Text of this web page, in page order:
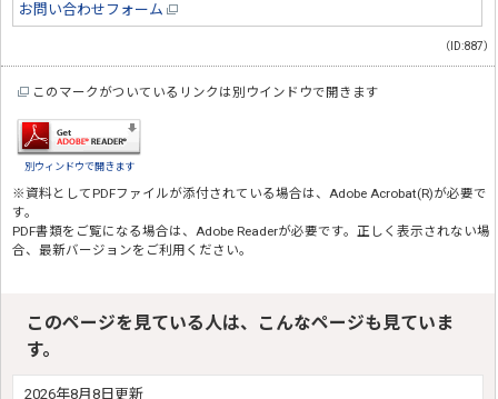
お問い合わせフォーム
（ID:887）
このマークがついているリンクは別ウインドウで開きます
別ウィンドウで開きます
※資料としてPDFファイルが添付されている場合は、 Adobe Acrobat(R)が必要で
す。
PDF書類をご覧になる場合は、 Adobe Readerが必要です。正しく表示されない場
合、最新バージョンをご利用ください。
このページを見ている人は、こんなページも見ていま
す。
2026年8月8日更新